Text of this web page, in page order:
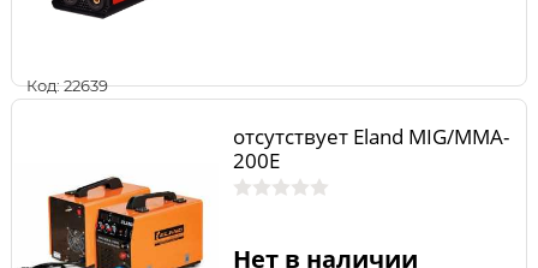
Код: 22639
отсутствует Eland MIG/MMA-
200E
Нет в наличии